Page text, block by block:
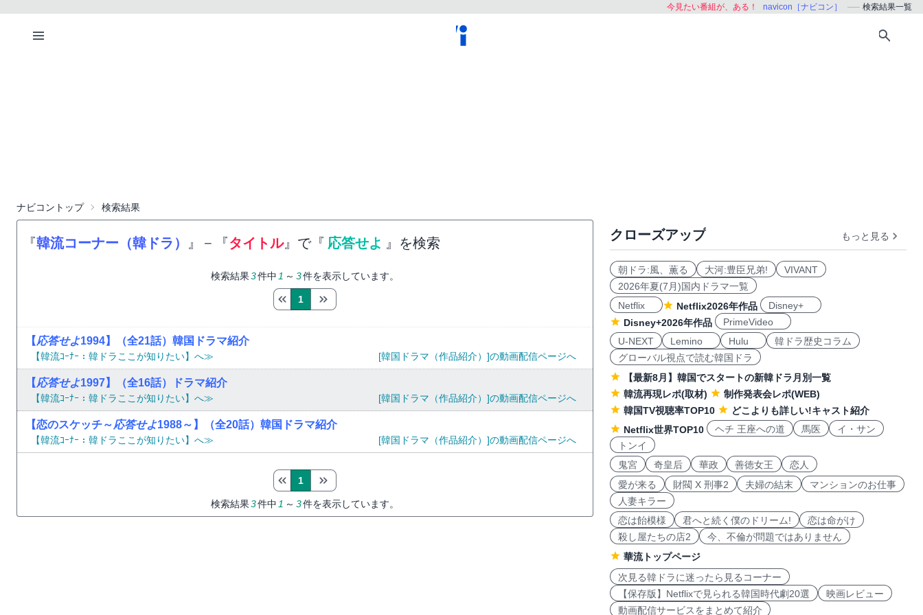
今見たい番組が、ある！ navicon［ナビコン］ 検索結果一覧
ナビコントップ 検索結果
『韓流コーナー（韓ドラ） 』 − 『タイトル』で『 応答せよ 』を検索
検索結果3件中 1 ～ 3件を表示しています。
1
【応答せよ1994】（全21話）韓国ドラマ紹介
【韓流ｺｰﾅｰ：韓ドラここが知りたい】へ≫ [韓国ドラマ（作品紹介）]の動画配信ページへ
【応答せよ1997】（全16話）ドラマ紹介
【韓流ｺｰﾅｰ：韓ドラここが知りたい】へ≫ [韓国ドラマ（作品紹介）]の動画配信ページへ
【恋のスケッチ～応答せよ1988～】（全20話）韓国ドラマ紹介
【韓流ｺｰﾅｰ：韓ドラここが知りたい】へ≫ [韓国ドラマ（作品紹介）]の動画配信ページへ
検索結果3件中 1 ～ 3件を表示しています。
1
クローズアップ もっと見る
朝ドラ:風、薫る 大河:豊臣兄弟!
VIVANT
2026年夏(7月)国内ドラマ一覧
Netflix
Netflix2026年作品
Disney+
Disney+2026年作品
PrimeVideo
U-NEXT
Lemino Hulu
韓ドラ歴史コラム
グローバル視点で読む韓国ドラ
【最新8月】韓国でスタートの新韓ドラ月別一覧
韓流再現レポ(取材)
制作発表会レポ(WEB)
韓国TV視聴率TOP10
どこよりも詳しい!キャスト紹介
Netflix世界TOP10
ヘチ 王座への道 馬医
イ・サン
トンイ
鬼宮
奇皇后 華政 善徳女王
恋人
愛が来る
財閥 X 刑事2 夫婦の結末
マンションのお仕事
人妻キラー
恋は飴模様
君へと続く僕のドリーム!
恋は命がけ
殺し屋たちの店2
今、不倫が問題ではありません
華流トップページ
次見る韓ドラに迷ったら見るコーナー
【保存版】Netflixで見られる韓国時代劇20選
映画レビュー
動画配信サービスをまとめて紹介